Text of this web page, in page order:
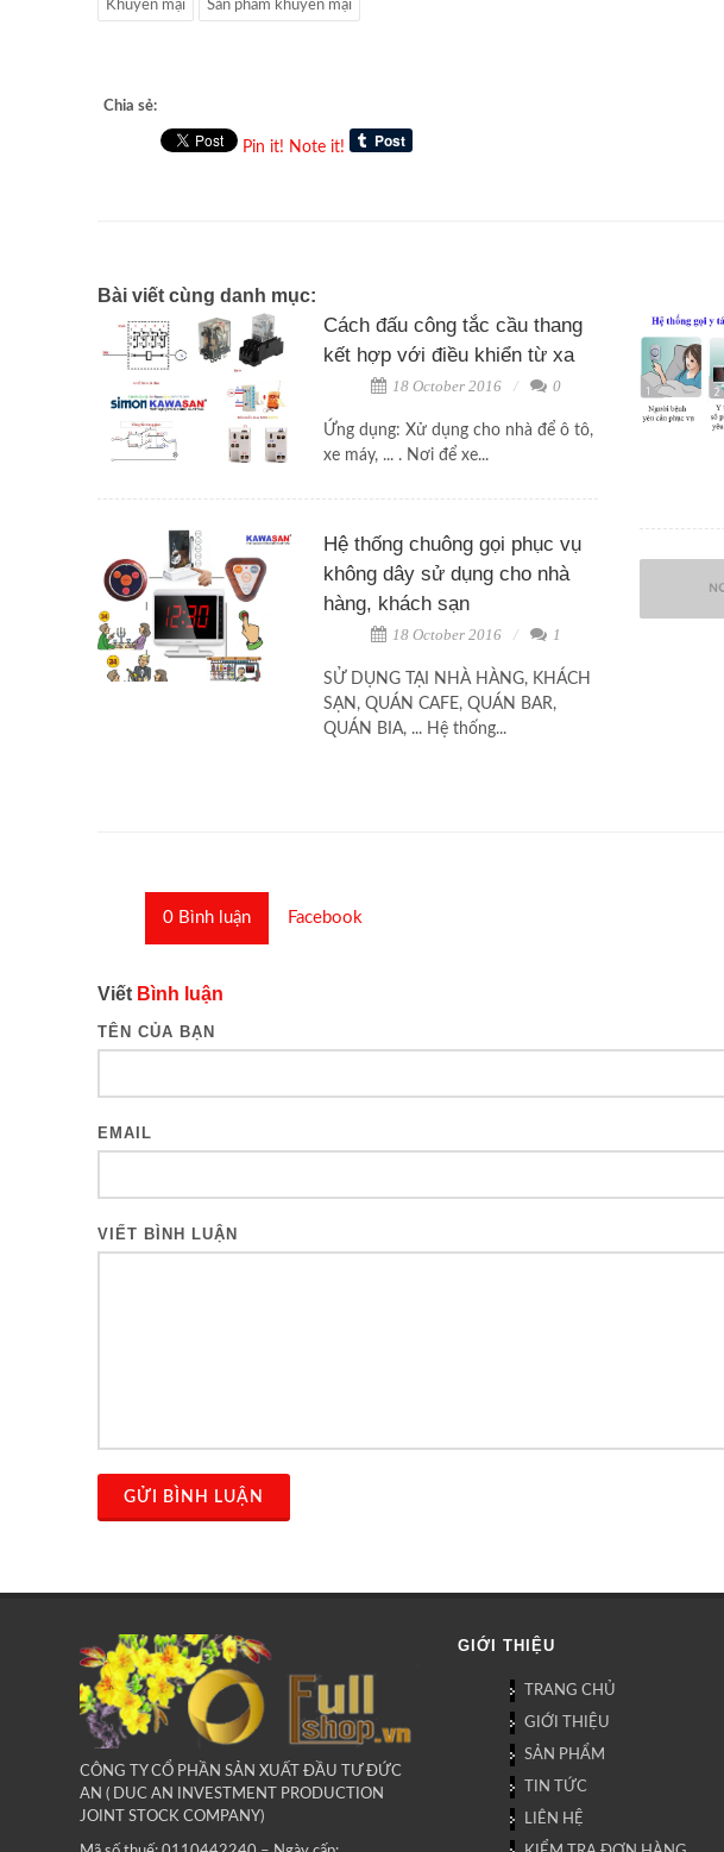
Khuyến mại Sản phẩm khuyến mại
Chia sẻ:
Pin it! Note it!
Bài viết cùng danh mục:
Cách đấu công tắc cầu thang
kết hợp với điều khiển từ xa
18 October 2016 0
Ứng dụng: Xử dụng cho nhà để ô tô,
xe máy, ... . Nơi để xe...
Hệ thống chuông gọi phục vụ
không dây sử dụng cho nhà
hàng, khách sạn
18 October 2016 1
SỬ DỤNG TẠI NHÀ HÀNG, KHÁCH
SẠN, QUÁN CAFE, QUÁN BAR,
QUÁN BIA, ... Hệ thống...
0 Bình luận Facebook
Viết Bình luận
TÊN CỦA BẠN
EMAIL
VIẾT BÌNH LUẬN
GỬI BÌNH LUẬN
CÔNG TY CỔ PHẦN SẢN XUẤT ĐẦU TƯ ĐỨC
AN ( DUC AN INVESTMENT PRODUCTION
JOINT STOCK COMPANY)
GIỚI THIỆU
TRANG CHỦ
GIỚI THIỆU
SẢN PHẨM
TIN TỨC
LIÊN HỆ